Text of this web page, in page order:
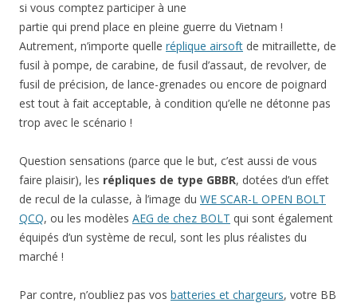
si vous comptez participer à une
partie qui prend place en pleine guerre du Vietnam !
Autrement, n’importe quelle réplique airsoft de mitraillette, de
fusil à pompe, de carabine, de fusil d’assaut, de revolver, de
fusil de précision, de lance-grenades ou encore de poignard
est tout à fait acceptable, à condition qu’elle ne détonne pas
trop avec le scénario !
Question sensations (parce que le but, c’est aussi de vous
faire plaisir), les répliques de type GBBR, dotées d’un effet
de recul de la culasse, à l’image du WE SCAR-L OPEN BOLT
QCQ, ou les modèles AEG de chez BOLT qui sont également
équipés d’un système de recul, sont les plus réalistes du
marché !
Par contre, n’oubliez pas vos batteries et chargeurs, votre BB